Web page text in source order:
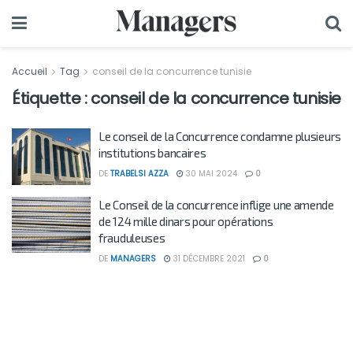
Accueil Tag conseil de la concurrence tunisie
Étiquette :conseil de la concurrence tunisie
Le conseil de la Concurrence condamne plusieurs
institutions bancaires
DE TRABELSI AZZA 30 MAI 2024 0
Le Conseil de la concurrence inflige une amende
de 124 mille dinars pour opérations
frauduleuses
DE MANAGERS 31 DÉCEMBRE 2021 0